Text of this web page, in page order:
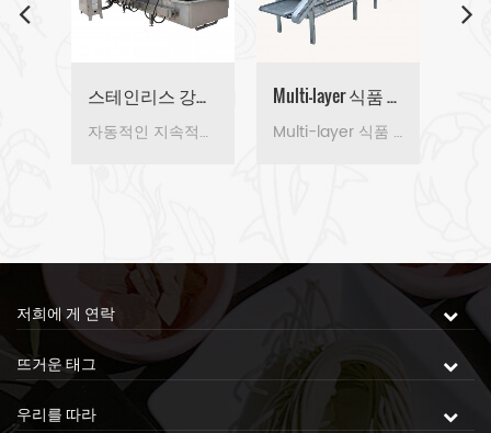
스테인리스 강철 지속적인 기름 프라이팬
자동적인 지속적인 깊은 프라이 사용할 수 있습을 튀기는 모든 종류의 물고기 제품,고기 제품,밀가루 제품 및 식물성 제품입니다. 제품이 고르게 색,에너지를 절약하고 사용하기 쉬운、청소하기 쉽습니다.
Multi-layer 식품 냉각 기계
Multi-layer 식품 냉각 기계를 냉각하기 위하여 이용될 수 있습니다 음식의 모든 종류의 후 높은 온도 요리입니다. 그것은 음식을 위해 적당한 생산 기업으로 큰 생산성을 크게 개선합니다.
저희에 게 연락
뜨거운 태그
우리를 따라